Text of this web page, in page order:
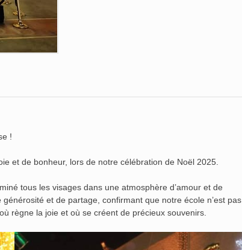
!
et de bonheur, lors de notre célébration de Noël 2025.
tous les visages dans une atmosphère d’amour et de
et de partage, confirmant que notre école n’est pas
règne la joie et où se créent de précieux souvenirs.